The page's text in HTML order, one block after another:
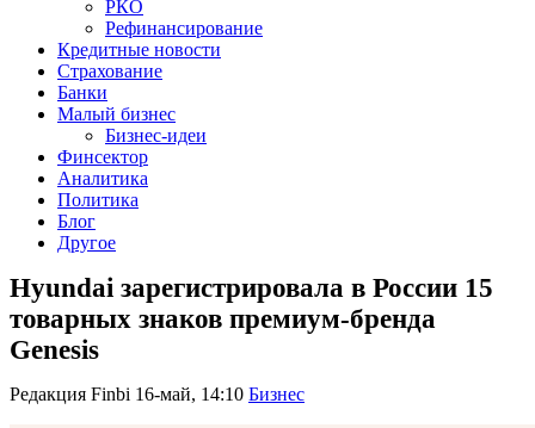
РКО
Рефинансирование
Кредитные новости
Страхование
Банки
Малый бизнес
Бизнес-идеи
Финсектор
Аналитика
Политика
Блог
Другое
Hyundai зарегистрировала в России 15
товарных знаков премиум-бренда
Genesis
Редакция Finbi 16-май, 14:10 Бизнес